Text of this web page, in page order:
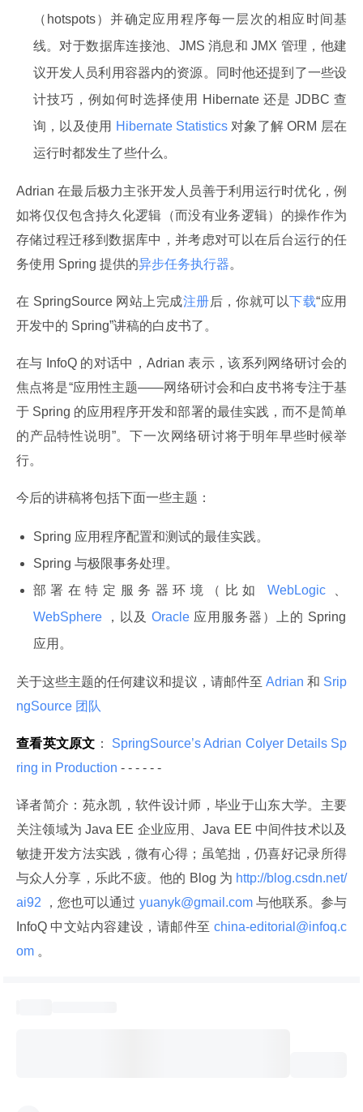
（hotspots）并确定应用程序每一层次的相应时间基
线。对于数据库连接池、JMS 消息和 JMX 管理，他建
议开发人员利用容器内的资源。同时他还提到了一些设
计技巧，例如何时选择使用 Hibernate 还是 JDBC 查
询，以及使用 Hibernate Statistics 对象了解 ORM 层在
运行时都发生了些什么。
Adrian 在最后极力主张开发人员善于利用运行时优化，例
如将仅仅包含持久化逻辑（而没有业务逻辑）的操作作为
存储过程迁移到数据库中，并考虑对可以在后台运行的任
务使用 Spring 提供的异步任务执行器。
在 SpringSource 网站上完成注册后，你就可以下载“应用
开发中的 Spring”讲稿的白皮书了。
在与 InfoQ 的对话中，Adrian 表示，该系列网络研讨会的
焦点将是“应用性主题——网络研讨会和白皮书将专注于基
于 Spring 的应用程序开发和部署的最佳实践，而不是简单
的产品特性说明”。下一次网络研讨将于明年早些时候举
行。
今后的讲稿将包括下面一些主题：
Spring 应用程序配置和测试的最佳实践。
Spring 与极限事务处理。
部署在特定服务器环境（比如
WebLogic
WebSphere
，以及 Oracle 应用服务器）上的 Spring
应用。
关于这些主题的任何建议和提议，请邮件至 Adrian 和 Srip
ngSource 团队
查看英文原文 ：
SpringSource’s Adrian Colyer Details Sp
ring in Production - - - - - -
译者简介：苑永凯，软件设计师，毕业于山东大学。主要
关注领域为 Java EE 企业应用、Java EE 中间件技术以及
敏捷开发方法实践，微有心得；虽笔拙，仍喜好记录所得
与众人分享，乐此不疲。他的 Blog 为 http://blog.csdn.net/
ai92
，您也可以通过 yuanyk@gmail.com 与他联系。参与
InfoQ 中文站内容建设，请邮件至 china-editorial@infoq.c
om 。